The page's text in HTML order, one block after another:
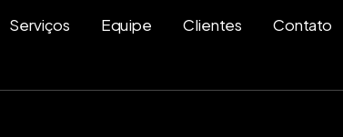
Serviços Equipe Clientes Contato